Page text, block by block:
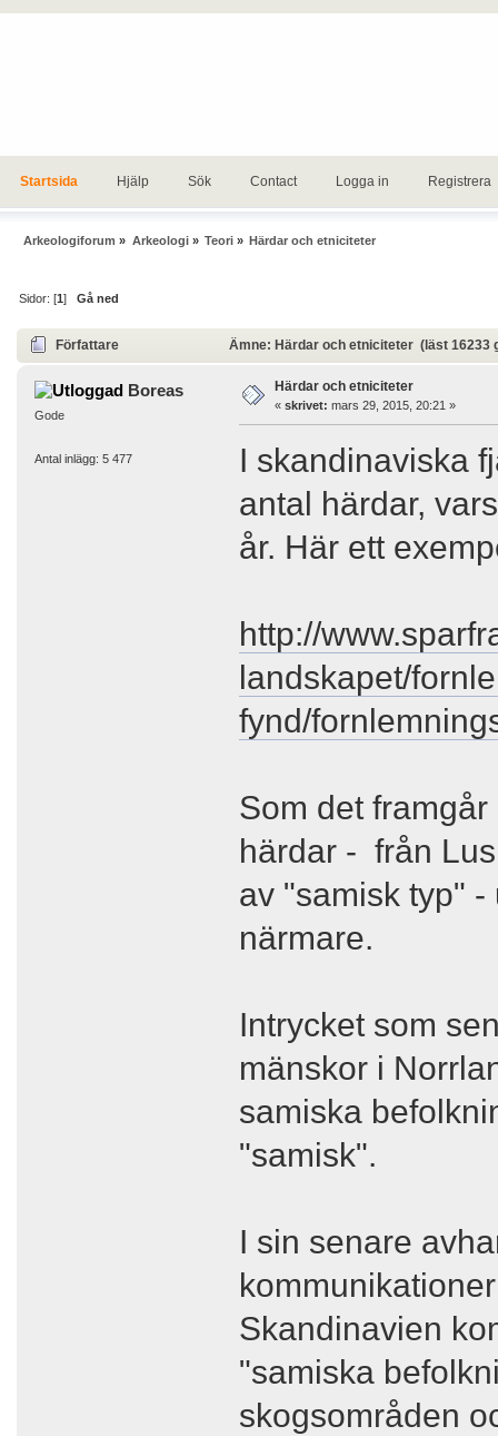
Startsida Hjälp Sök Contact Logga in Registrera
Arkeologiforum » Arkeologi» Teori» Härdar och etniciteter
Sidor: [1]Gå ned
Författare Ämne: Härdar och etniciteter (läst 16233
Boreas
Gode
Antal inlägg: 5 477
Härdar och etniciteter
« skrivet: mars 29, 2015, 20:21 »
I skandinaviska
antal härdar,
år. Här ett
http://
landskapet/
fynd/
Som det
härdar - från
av "samisk typ"
närmare.
Intrycket som
mänskor i
samiska
"samisk".
I sin senare
Skandinavien
"samiska
skogsområden